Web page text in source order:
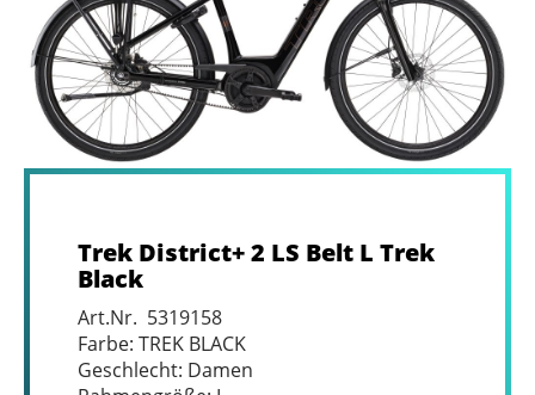
Trek District+ 2 LS Belt L Trek
Black
Art.Nr. 5319158
Farbe: TREK BLACK
Geschlecht: Damen